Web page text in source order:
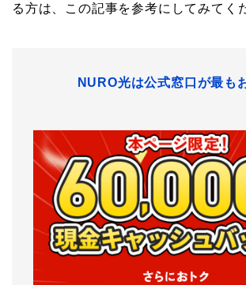
る方は、この記事を参考にしてみてく
NURO光は公式窓口が最も